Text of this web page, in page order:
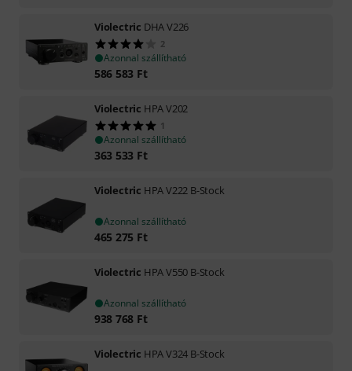
Violectric DHA V226
2
Azonnal szállítható
586 583 Ft
Violectric HPA V202
1
Azonnal szállítható
363 533 Ft
Violectric HPA V222 B-Stock
Azonnal szállítható
465 275 Ft
Violectric HPA V550 B-Stock
Azonnal szállítható
938 768 Ft
Violectric HPA V324 B-Stock